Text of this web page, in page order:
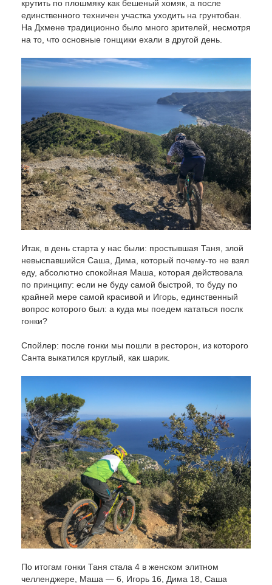
крутить по плошмяку как бешеный хомяк, а после
единственного техничен участка уходить на грунтобан.
На Дхмене традиционно было много зрителей, несмотря
на то, что основные гонщики ехали в другой день.
Итак, в день старта у нас были: простывшая Таня, злой
невыспавшийся Саша, Дима, который почему-то не взял
еду, абсолютно спокойная Маша, которая действовала
по принципу: если не буду самой быстрой, то буду по
крайней мере самой красивой и Игорь, единственный
вопрос которого был: а куда мы поедем кататься послк
гонки?
Спойлер: после гонки мы пошли в ресторон, из которого
Санта выкатился круглый, как шарик.
По итогам гонки Таня стала 4 в женском элитном
челленджере, Маша — 6, Игорь 16, Дима 18, Саша